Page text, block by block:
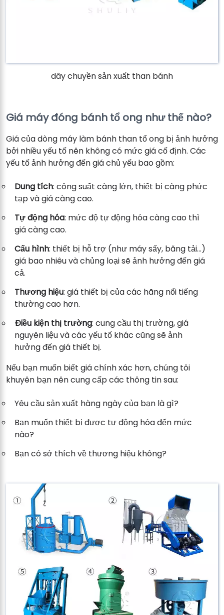
dây chuyền sản xuất than bánh
Giá máy đóng bánh tổ ong như thế nào?
Giá của dòng máy làm bánh than tổ ong bị ảnh hưởng
bởi nhiều yếu tố nên không có mức giá cố định. Các
yếu tố ảnh hưởng đến giá chủ yếu bao gồm:
Dung tích: công suất càng lớn, thiết bị càng phức
tạp và giá càng cao.
Tự động hóa: mức độ tự động hóa càng cao thì
giá càng cao.
Cấu hình: thiết bị hỗ trợ (như máy sấy, băng tải...)
giá bao nhiêu và chủng loại sẽ ảnh hưởng đến giá
cả.
Thương hiệu: giá thiết bị của các hãng nổi tiếng
thường cao hơn.
Điều kiện thị trường: cung cầu thị trường, giá
nguyên liệu và các yếu tố khác cũng sẽ ảnh
hưởng đến giá thiết bị.
Nếu bạn muốn biết giá chính xác hơn, chúng tôi
khuyên bạn nên cung cấp các thông tin sau:
Yêu cầu sản xuất hàng ngày của bạn là gì?
Bạn muốn thiết bị được tự động hóa đến mức
nào?
Bạn có sở thích về thương hiệu không?